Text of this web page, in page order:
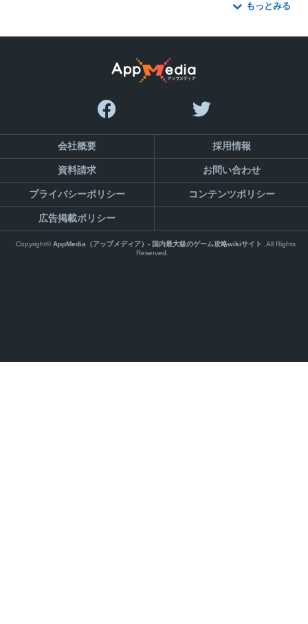
もっとみる
会社概要 採用情報
資料請求 お問い合わせ
プライバシーポリシー コンテンツポリシー
広告掲載ポリシー
Copyright©AppMedia（アップメディア）- 国内最大級のゲーム攻略wikiサイト ,All Rights
Reserved.